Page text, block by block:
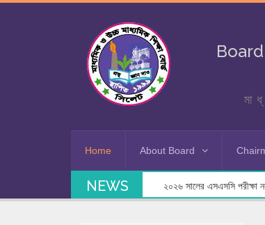
Home About Board
NEWS ২০২৬ সালের এসএসসি পরীক্ষা